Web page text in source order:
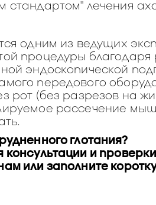
стандартом" лечения
одним из ведущих
процедуры
эндоскопической
передового
рот (без разрезов на
рассечение
глотания?
консультации и
или заполните